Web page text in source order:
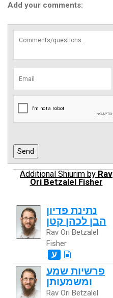
Add your comments:
Additional Shiurim by Rav
Ori Betzalel Fisher
נתינת פדיון
הבן לכהן קטן
Rav Ori Betzalel
Fisher
ע
פרשיות שמע
ומשמעותן
Rav Ori Betzalel